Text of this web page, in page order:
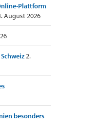
Plattform
August 2026
2.
besonders